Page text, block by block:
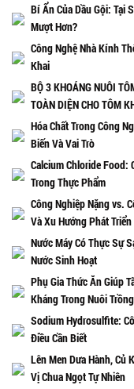
Bí Ẩn Của Dầu Gội: Tại
Mượt Hơn?
Công Nghệ Nhà Kính
Khai
BỘ 3 KHOÁNG NUÔI
TOÀN DIỆN CHO TÔM
Hóa Chất Trong Công
Biến Và Vai Trò
Calcium Chloride Food:
Trong Thực Phẩm
Công Nghiệp Nặng vs.
Và Xu Hướng Phát Triển
Nước Máy Có Thực Sự
Nước Sinh Hoạt
Phụ Gia Thức Ăn Giúp
Kháng Trong Nuôi
Sodium Hydrosulfite:
Điều Cần Biết
Lên Men Dưa Hành, Củ
Vị Chua Ngọt Tự Nhiên